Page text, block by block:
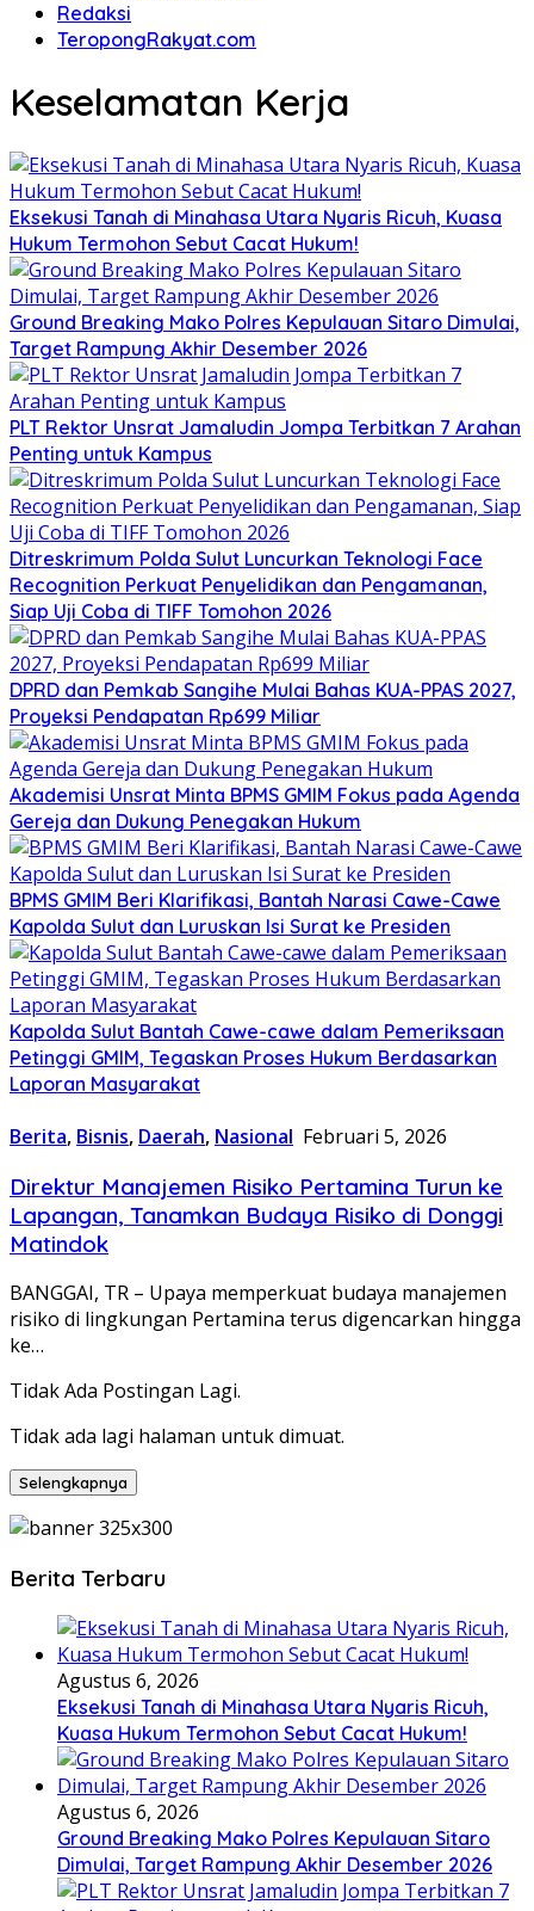
Redaksi
TeropongRakyat.com
Keselamatan Kerja
Eksekusi Tanah di Minahasa Utara Nyaris Ricuh, Kuasa
Hukum Termohon Sebut Cacat Hukum!
Ground Breaking Mako Polres Kepulauan Sitaro Dimulai,
Target Rampung Akhir Desember 2026
​PLT Rektor Unsrat Jamaludin Jompa Terbitkan 7 Arahan
Penting untuk Kampus
Ditreskrimum Polda Sulut Luncurkan Teknologi Face
Recognition Perkuat Penyelidikan dan Pengamanan,
Siap Uji Coba di TIFF Tomohon 2026
DPRD dan Pemkab Sangihe Mulai Bahas KUA-PPAS 2027,
Proyeksi Pendapatan Rp699 Miliar
Akademisi Unsrat Minta BPMS GMIM Fokus pada Agenda
Gereja dan Dukung Penegakan Hukum
BPMS GMIM Beri Klarifikasi, Bantah Narasi Cawe-Cawe
Kapolda Sulut dan Luruskan Isi Surat ke Presiden
Kapolda Sulut Bantah Cawe-cawe dalam Pemeriksaan
Petinggi GMIM, Tegaskan Proses Hukum Berdasarkan
Laporan Masyarakat
Berita, Bisnis, Daerah, Nasional Februari 5, 2026
Direktur Manajemen Risiko Pertamina Turun ke
Lapangan, Tanamkan Budaya Risiko di Donggi
Matindok
BANGGAI, TR – Upaya memperkuat budaya manajemen
risiko di lingkungan Pertamina terus digencarkan hingga
ke…
Tidak Ada Postingan Lagi.
Tidak ada lagi halaman untuk dimuat.
Selengkapnya
Berita Terbaru
Agustus 6, 2026
Eksekusi Tanah di Minahasa Utara Nyaris Ricuh,
Kuasa Hukum Termohon Sebut Cacat Hukum!
Agustus 6, 2026
Ground Breaking Mako Polres Kepulauan Sitaro
Dimulai, Target Rampung Akhir Desember 2026